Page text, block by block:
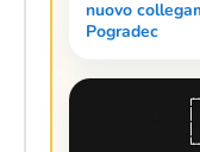
nuovo
Pogradec